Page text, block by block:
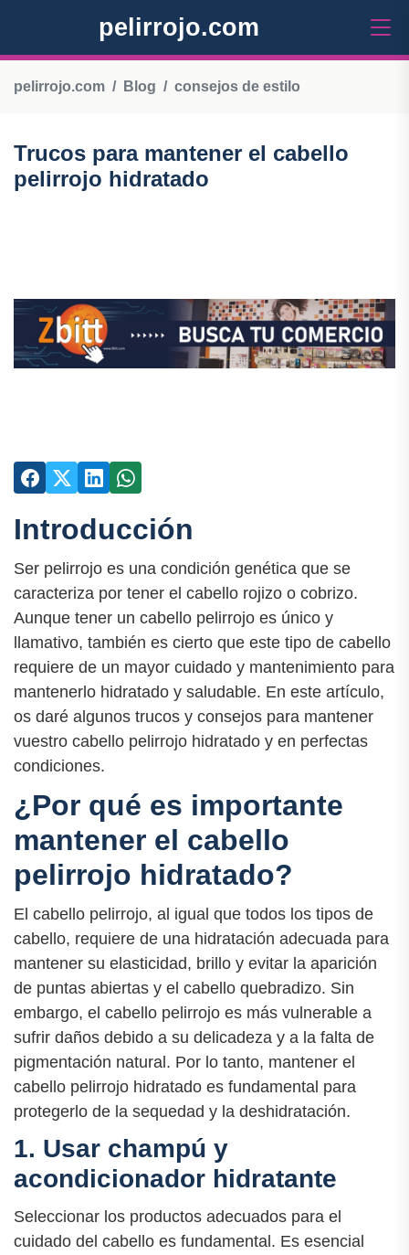
pelirrojo.com
pelirrojo.com Blog consejos de estilo
Trucos para mantener el cabello
pelirrojo hidratado
Introducción
Ser pelirrojo es una condición genética que se
caracteriza por tener el cabello rojizo o cobrizo.
Aunque tener un cabello pelirrojo es único y
llamativo, también es cierto que este tipo de cabello
requiere de un mayor cuidado y mantenimiento para
mantenerlo hidratado y saludable. En este artículo,
os daré algunos trucos y consejos para mantener
vuestro cabello pelirrojo hidratado y en perfectas
condiciones.
¿Por qué es importante
mantener el cabello
pelirrojo hidratado?
El cabello pelirrojo, al igual que todos los tipos de
cabello, requiere de una hidratación adecuada para
mantener su elasticidad, brillo y evitar la aparición
de puntas abiertas y el cabello quebradizo. Sin
embargo, el cabello pelirrojo es más vulnerable a
sufrir daños debido a su delicadeza y a la falta de
pigmentación natural. Por lo tanto, mantener el
cabello pelirrojo hidratado es fundamental para
protegerlo de la sequedad y la deshidratación.
1. Usar champú y
acondicionador hidratante
Seleccionar los productos adecuados para el
cuidado del cabello es fundamental. Es esencial